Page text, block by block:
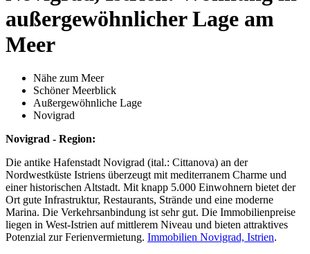
außergewöhnlicher Lage am
Meer
Nähe zum Meer
Schöner Meerblick
Außergewöhnliche Lage
Novigrad
Novigrad - Region:
Die antike Hafenstadt Novigrad (ital.: Cittanova) an der
Nordwestküste Istriens überzeugt mit mediterranem Charme und
einer historischen Altstadt. Mit knapp 5.000 Einwohnern bietet der
Ort gute Infrastruktur, Restaurants, Strände und eine moderne
Marina. Die Verkehrsanbindung ist sehr gut. Die Immobilienpreise
liegen in West-Istrien auf mittlerem Niveau und bieten attraktives
Potenzial zur Ferienvermietung. Immobilien Novigrad, Istrien.